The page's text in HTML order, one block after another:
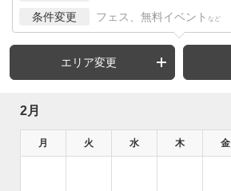
条件変更 フェス、無料イベント など
エリア変更
2月
月 火 水 木 金